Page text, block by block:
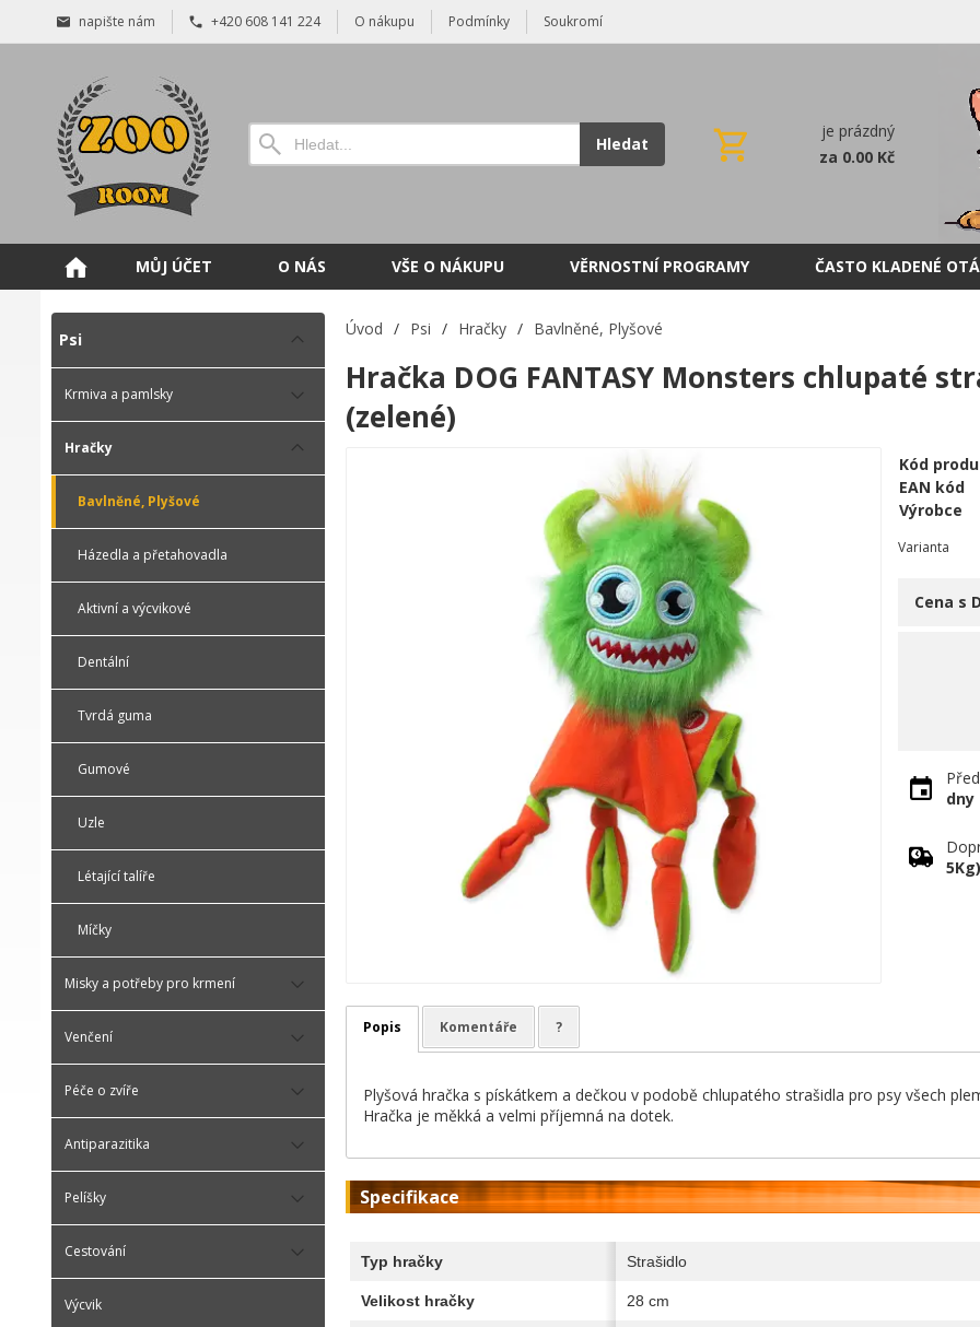
napište nám +420 608 141 224 O nákupu Podmínky Soukromí
Hledat
je prázdný
za 0.00 Kč
MŮJ ÚČET O NÁS VŠE O NÁKUPU VĚRNOSTNÍ PROGRAMY ČASTO KLADENÉ
Psi
Krmiva a pamlsky
Hračky
Bavlněné, Plyšové
Házedla a přetahovadla
Aktivní a výcvikové
Dentální
Tvrdá guma
Gumové
Uzle
Létající talíře
Míčky
Misky a potřeby pro krmení
Venčení
Péče o zvíře
Antiparazitika
Pelíšky
Cestování
Výcvik
Úvod / Psi / Hračky / Bavlněné, Plyšové
Hračka DOG FANTASY Monsters chlupaté
(zelené)
Kód
EAN kód
Výrobce
Varianta
Cena s
dny
Popis Komentáře ?
Plyšová hračka s pískátkem a dečkou v podobě chlupatého strašidla pro psy všech
Hračka je měkká a velmi příjemná na dotek.
Specifikace
Typ hračky Strašidlo
Velikost hračky 28 cm